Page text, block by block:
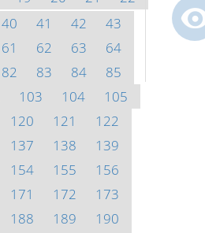
40 41 42
43
61 62 63
64
82 83 84
85
103 104
105
120 121
122
137 138
139
154 155
156
171 172
173
188 189
190